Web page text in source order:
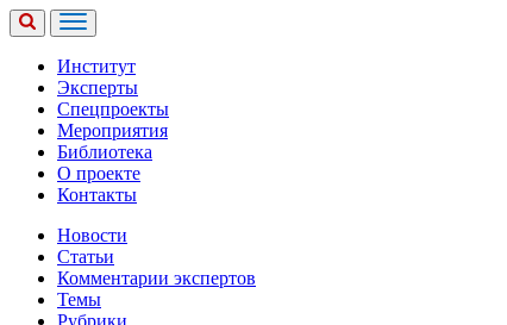
Институт
Эксперты
Спецпроекты
Мероприятия
Библиотека
О проекте
Контакты
Новости
Статьи
Комментарии экспертов
Темы
Рубрики